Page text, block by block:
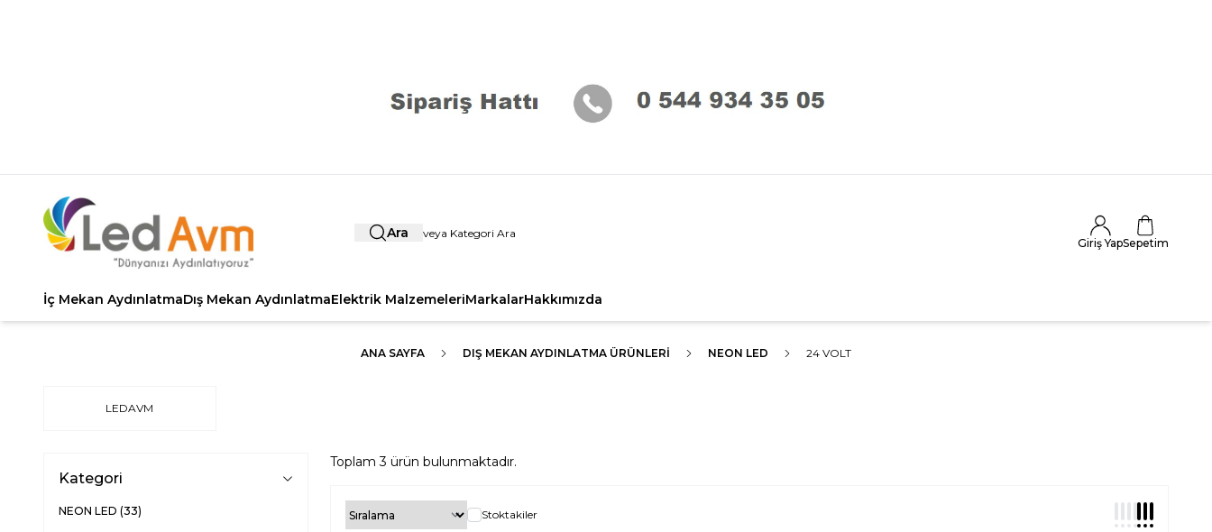
Ara
Giriş YapSepetim
İç Mekan AydınlatmaDış Mekan AydınlatmaElektrik MalzemeleriMarkalarHakkımızda
ANA SAYFA DIŞ MEKAN AYDINLATMA ÜRÜNLERI NEON LED 24 VOLT
LEDAVM
Kategori
NEON LED (33)
Toplam3 ürün bulunmaktadır.
Stoktakiler